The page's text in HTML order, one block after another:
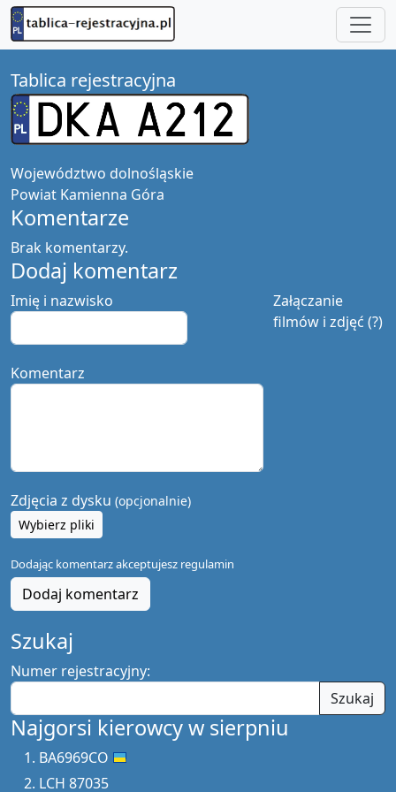
Tablica rejestracyjna
Województwo dolnośląskie
Powiat Kamienna Góra
Komentarze
Brak komentarzy.
Dodaj komentarz
Załączanie
filmów i zdjęć (?)
Imię i nazwisko
Komentarz
Zdjęcia z dysku (opcjonalnie)
Wybierz pliki
Dodając komentarz akceptujesz regulamin
Dodaj komentarz
Szukaj
Numer rejestracyjny:
Szukaj
Najgorsi kierowcy w sierpniu
BA6969CO
LCH 87035